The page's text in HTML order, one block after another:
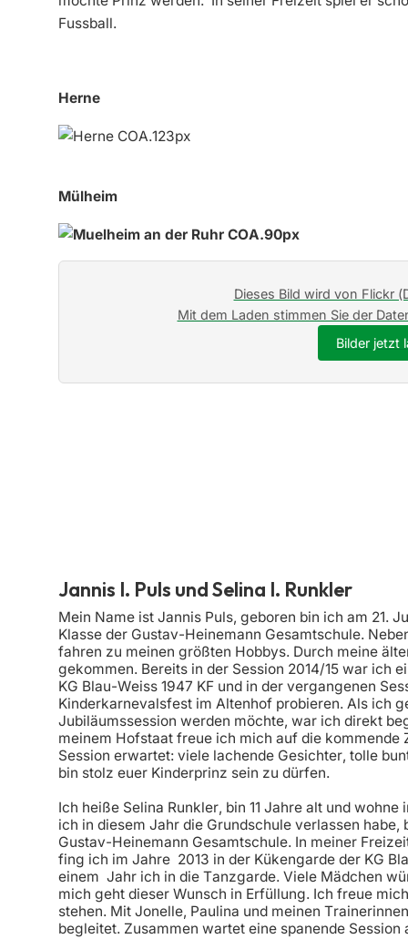
Fussball.
Herne
Mülheim
Dieses Bild wird von Flickr
Mit dem Laden stimmen Sie der
Bilder jetzt
Jannis I. Puls und Selina I. Runkler
Mein Name ist Jannis Puls, geboren bin ich am 21.
Klasse der Gustav-Heinemann Gesamtschule.
fahren zu meinen größten Hobbys. Durch meine
gekommen. Bereits in der Session 2014/15 war ich
KG Blau-Weiss 1947 KF und in der vergangenen
Kinderkarnevalsfest im Altenhof probieren. Als ich
Jubiläumssession werden möchte, war ich direkt
meinem Hofstaat freue ich mich auf die
Session erwartet: viele lachende Gesichter, tolle
bin stolz euer Kinderprinz sein zu dürfen.
Ich heiße Selina Runkler, bin 11 Jahre alt und
ich in diesem Jahr die Grundschule verlassen
Gustav-Heinemann Gesamtschule. In meiner
fing ich im Jahre 2013 in der Kükengarde der KG
einem Jahr ich in die Tanzgarde. Viele Mädchen
mich geht dieser Wunsch in Erfüllung. Ich freue
stehen. Mit Jonelle, Paulina und meinen
begleitet. Zusammen wartet eine spanende Session